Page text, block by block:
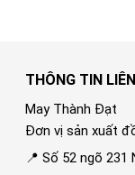
THÔNG TIN
May Thành Đạt
Đơn vị sản xuất
📍 Số 52 ngõ 231